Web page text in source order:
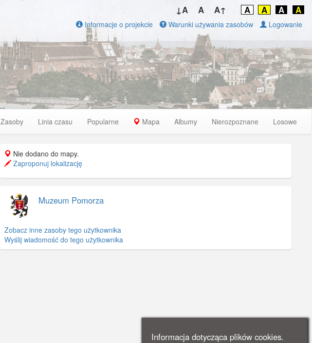
↓A A A↑ A A A A
Informacje o projekcie Warunki używania zasobów Logowanie
Zasoby Linia czasu Popularne Mapa Albumy Nierozpoznane Losowe
Nie dodano do mapy.
Zaproponuj lokalizację
Muzeum Pomorza
Zobacz inne zasoby tego użytkownika
Wyślij wiadomość do tego użytkownika
Informacja dotycząca plików cookies.